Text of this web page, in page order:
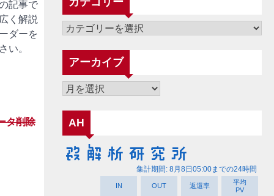
記事で
く解説
ダーを
い。
タ削除
カ
ゴ
ー
アーカイブ
ア
カ
ブ
AH